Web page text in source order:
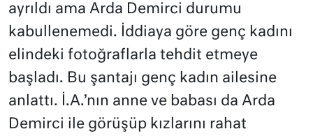
ayrıldı ama Arda Demirci durumu
kabullenemedi. İddiaya göre genç kadını
elindeki fotoğraflarla tehdit etmeye
başladı. Bu şantajı genç kadın ailesine
anlattı. İ.A.’nın anne ve babası da Arda
Demirci ile görüşüp kızlarını rahat